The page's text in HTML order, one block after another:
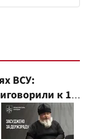
ВСУ:
к 15